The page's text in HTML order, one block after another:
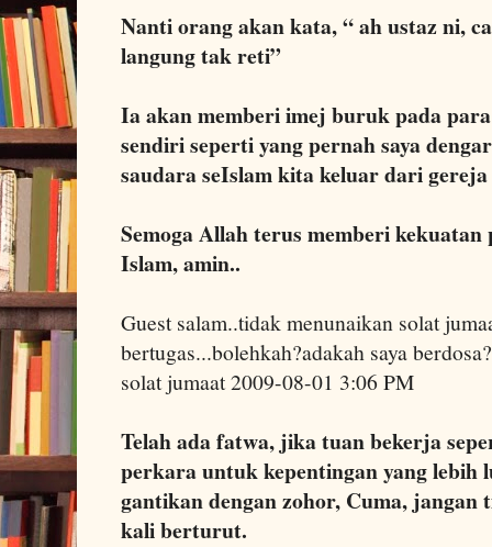
Nanti orang akan kata, “ ah ustaz ni,
langung tak reti”
Ia akan memberi imej buruk pada
sendiri seperti yang pernah saya
saudara seIslam kita keluar dari
Semoga Allah terus memberi
Islam, amin..
Guest salam..tidak menunaikan solat
bertugas...bolehkah?adakah saya
solat jumaat 2009-08-01 3:06 PM
Telah ada fatwa, jika tuan bekerja
perkara untuk kepentingan yang lebih
gantikan dengan zohor, Cuma, jangan
kali berturut.